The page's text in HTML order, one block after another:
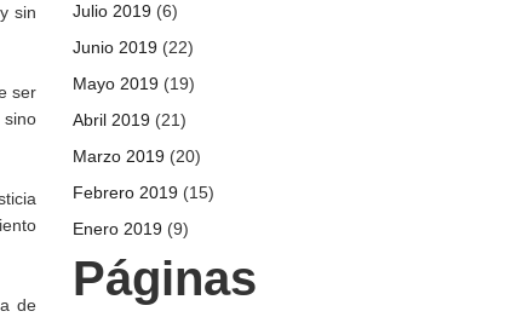
sin
ser
sino
de
Julio 2019 (6)
Junio 2019 (22)
Mayo 2019 (19)
Abril 2019 (21)
Marzo 2019 (20)
Febrero 2019 (15)
Enero 2019 (9)
Páginas